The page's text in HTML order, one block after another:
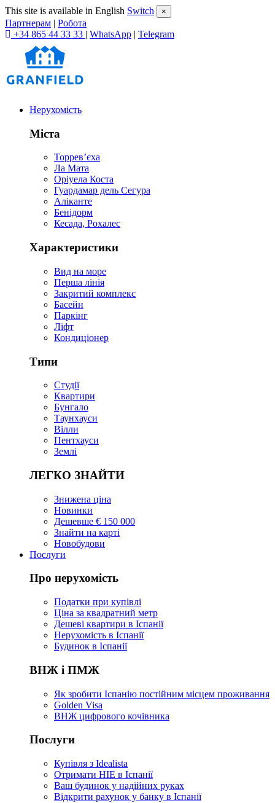
This site is available in English Switch ×
Партнерам | Робота
+34 865 44 33 33 | WhatsApp | Telegram
Нерухомість
Міста
Торревʼєха
Ла Мата
Оріуела Коста
Гуардамар дель Сегура
Аліканте
Бенідорм
Кесада, Рохалес
Характеристики
Вид на море
Перша лінія
Закритий комплекс
Басейн
Паркінг
Ліфт
Кондиціонер
Типи
Студії
Квартири
Бунгало
Таунхауси
Вілли
Пентхауси
Землі
ЛЕГКО ЗНАЙТИ
Знижена ціна
Новинки
Дешевше € 150 000
Знайти на карті
Новобудови
Послуги
Про нерухомість
Податки при купівлі
Ціна за квадратний метр
Дешеві квартири в Іспанії
Нерухомість в Іспанії
Будинок в Іспанії
ВНЖ і ПМЖ
Як зробити Іспанію постійним місцем проживання
Golden Visa
ВНЖ цифрового кочівника
Послуги
Купівля з Idealista
Отримати НІЕ в Іспанії
Ваш будинок у надійних руках
Відкрити рахунок у банку в Іспанії